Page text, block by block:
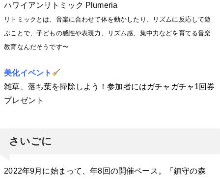
ハワイアンリトミック Plumeria
リトミックとは、音楽に合わせて体を動かしたり、リズムに反応して遊
ぶことで、子どもの感性や表現力、リズム感、集中力などを育てる音楽
教育なんだそうです〜
美化イベント
雑草、落ち葉を掃除しよう！参加者にはガチャガチャ1回券
プレゼント
さいごに
2022年9月に始まって、年8回の開催ペース。「鎮守の森